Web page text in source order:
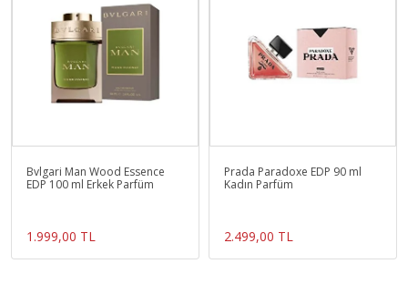
Bvlgari Man Wood Essence
EDP 100 ml Erkek Parfüm
1.999,00 TL
Prada Paradoxe EDP 90 ml
Kadın Parfüm
2.499,00 TL